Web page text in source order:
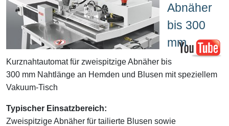
Abnäher
bis 300
mm
Kurznahtautomat für zweispitzige Abnäher bis
300 mm Nahtlänge an Hemden und Blusen mit speziellem
Vakuum-Tisch
Typischer Einsatzbereich:
Zweispitzige Abnäher für tailierte Blusen sowie